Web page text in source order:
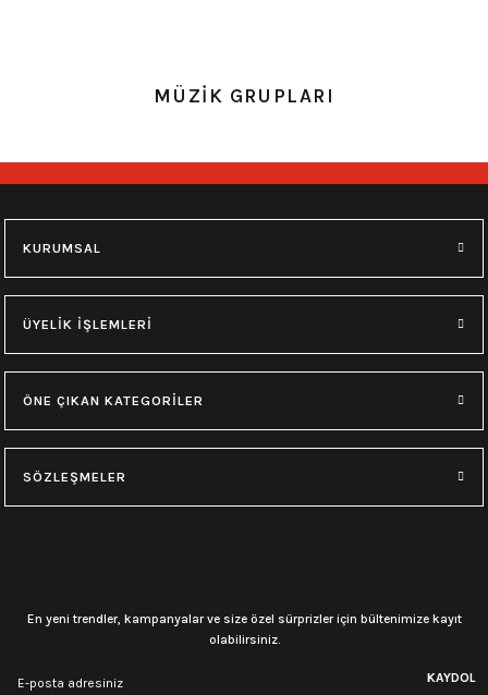
MÜZİK GRUPLARI
KURUMSAL
ÜYELİK İŞLEMLERİ
ÖNE ÇIKAN KATEGORİLER
SÖZLEŞMELER
En yeni trendler, kampanyalar ve size özel sürprizler için bültenimize kayıt
olabilirsiniz.
KAYDOL